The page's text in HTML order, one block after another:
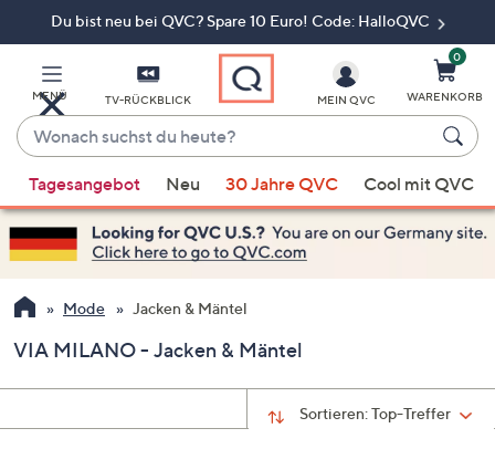
Du bist neu bei QVC? Spare 10 Euro! Code: HalloQVC
MENÜ TV-RÜCKBLICK
Wonach
suchst
du
heute?
Vorschläge
verfügbar
sind,
verwenden
Sie
Pfeiltasten
nach
und
MEIN QVC
0
WARENKORB
Tagesangebot Neu 30 Jahre QVC Cool mit QVC
Mode Jacken & Mäntel
VIA MILANO - Jacken & Mäntel
Sortieren:Top-Treffer